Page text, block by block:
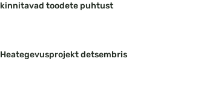
kinnitavad toodete puhtust
Heategevusprojekt detsembris